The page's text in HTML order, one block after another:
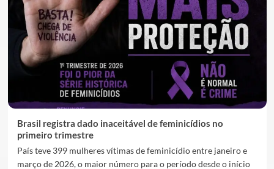
Brasil registra dado inaceitável de feminicídios no
primeiro trimestre
País teve 399 mulheres vítimas de feminicídio entre janeiro e
março de 2026, o maior número para o período desde o início